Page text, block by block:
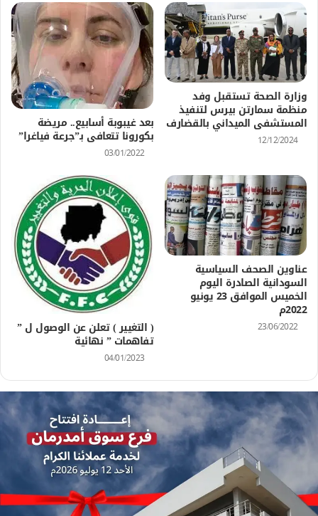
وزارة الصحة تستقبل وفد
منظمة سمارتن بيرس لتنفيذ
المستشفى الميداني بالقضارف
12/12/2024
بعد غيبوبة أسابيع.. مريضة
بكورونا تتعافى بـ”جرعة فياغرا”
03/01/2022
عناوين الصحف السياسية
السودانية الصادرة اليوم
الخميس الموافق 23 يونيو
2022م
23/06/2022 ( التغيير ) تعلن عن الوصول ل ”
تفاهمات ” نهائية
04/01/2023